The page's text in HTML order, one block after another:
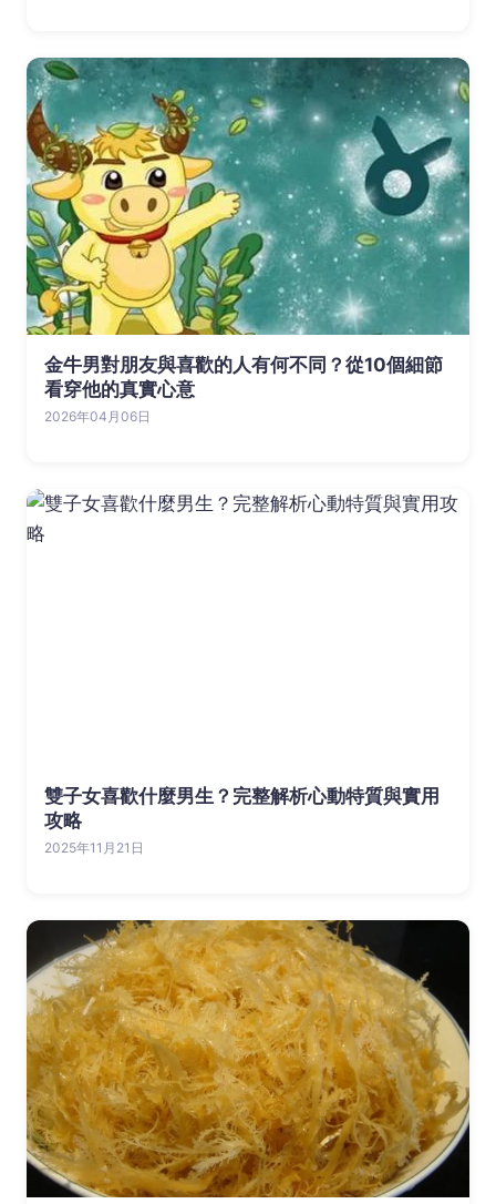
金牛男對朋友與喜歡的人有何不同？從10個細節
看穿他的真實心意
2026年04月06日
雙子女喜歡什麼男生？完整解析心動特質與實用
攻略
2025年11月21日